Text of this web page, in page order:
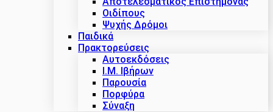
Οιδίπους
Ψυχής Δρόμοι
Παιδικά
Πρακτoρεύσεις
Αυτοεκδόσεις
Ι.Μ. Ιβήρων
Παρουσία
Πορφύρα
Σύναξη